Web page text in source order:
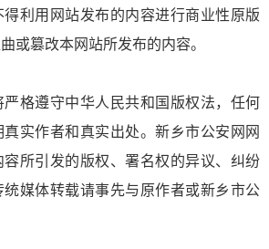
得利用网站发布的内容进行商业性原版
或篡改本网站所发布的内容。
格遵守中华人民共和国版权法，任何
实作者和真实出处。新乡市公安网网
所引发的版权、署名权的异议、纠纷
媒体转载请事先与原作者或新乡市公